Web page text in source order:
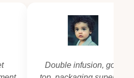
Double infusion, goût